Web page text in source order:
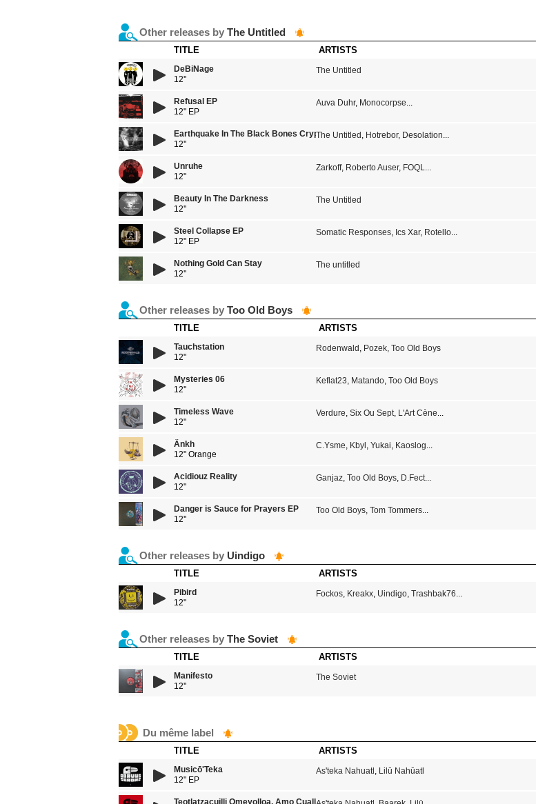
Other releases by The Untitled
TITLE ARTISTS
DeBiNage
12''
The Untitled
Refusal EP
12" EP
Auva Duhr, Monocorpse...
Earthquake In The Black Bones Crypt EP
12''
The Untitled , Hotrebor, Desolation...
Unruhe
12"
Zarkoff, Roberto Auser, FOQL...
Beauty In The Darkness
12''
The Untitled
Steel Collapse EP
12" EP
Somatic Responses, Ics Xar, Rotello...
Nothing Gold Can Stay
12''
The untitled
Other releases by Too Old Boys
TITLE ARTISTS
Tauchstation
12"
Rodenwald , Pozek, Too Old Boys
Mysteries 06
12''
Keflat23, Matando, Too Old Boys
Timeless Wave
12"
Verdure, Six Ou Sept, L'Art Cène...
Ânkh
12" Orange
C.Ysme, Kbyl , Yukai, Kaoslog...
Acidiouz Reality
12"
Ganjaz, Too Old Boys, D.Fect...
Danger is Sauce for Prayers EP
12''
Too Old Boys, Tom Tommers...
Other releases by Uindigo
TITLE ARTISTS
Pibird
12"
Fockos, Kreakx, Uindigo, Trashbak76...
Other releases by The Soviet
TITLE ARTISTS
Manifesto
12''
The Soviet
Du même label
TITLE ARTISTS
Musicō'Teka
12" EP
As'teka Nahuatl , Lilū Nahūatl
Teotlatzacuilli Omeyolloa, Amo Cualli